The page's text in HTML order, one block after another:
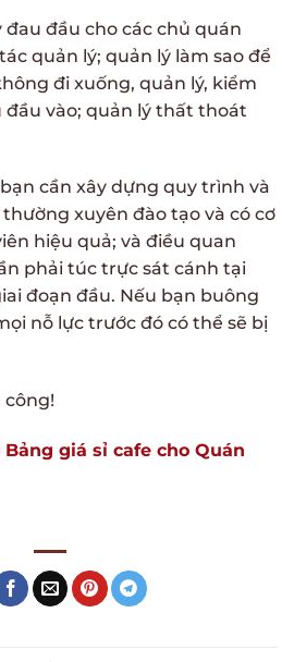
đau đầu cho các chủ quán
quản lý; quản lý làm sao để
đi xuống, quản lý, kiểm
đầu vào; quản lý thất thoát
cần xây dựng quy trình và
xuyên đào tạo và có cơ
hiệu quả; và điều quan
phải túc trực sát cánh tại
đoạn đầu. Nếu bạn buông
nỗ lực trước đó có thể sẽ bị
công!
giá sỉ cafe cho Quán